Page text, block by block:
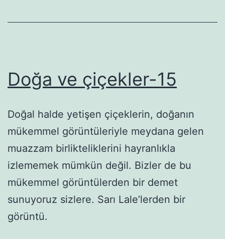
Doğa ve çiçekler-15
Doğal halde yetişen çiçeklerin, doğanın
mükemmel görüntüleriyle meydana gelen
muazzam birlikteliklerini hayranlıkla
izlememek mümkün değil. Bizler de bu
mükemmel görüntülerden bir demet
sunuyoruz sizlere. Sarı Lale’lerden bir
görüntü.